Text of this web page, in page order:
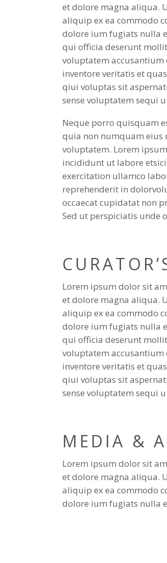
et dolore magna aliqua.
aliquip ex ea commodo
dolore ium fugiats nulla
qui officia deserunt
voluptatem
inventore veritatis et
qiui voluptas sit
sense voluptatem sequi
Neque porro quisquam
quia non numquam
voluptatem. Lorem
incididunt ut labore
exercitation ullamco
reprehenderit in
occaecat cupidatat non
Sed ut perspiciatis unde
Lorem ipsum dolor sit
et dolore magna aliqua.
aliquip ex ea commodo
dolore ium fugiats nulla
qui officia deserunt
voluptatem
inventore veritatis et
qiui voluptas sit
sense voluptatem sequi
MEDIA &
Lorem ipsum dolor sit
et dolore magna aliqua.
aliquip ex ea commodo
dolore ium fugiats nulla